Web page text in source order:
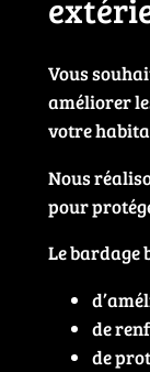
Vous
améliorer
votre
Nous
pour
Le bardage
de
de